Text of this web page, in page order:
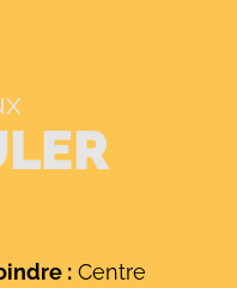
:Centre